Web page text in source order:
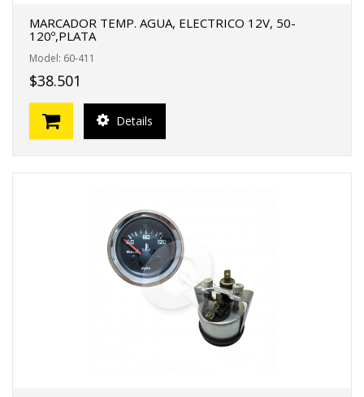
MARCADOR TEMP. AGUA, ELECTRICO 12V, 50-
120º,PLATA
Model: 60-411
$38.501
Details